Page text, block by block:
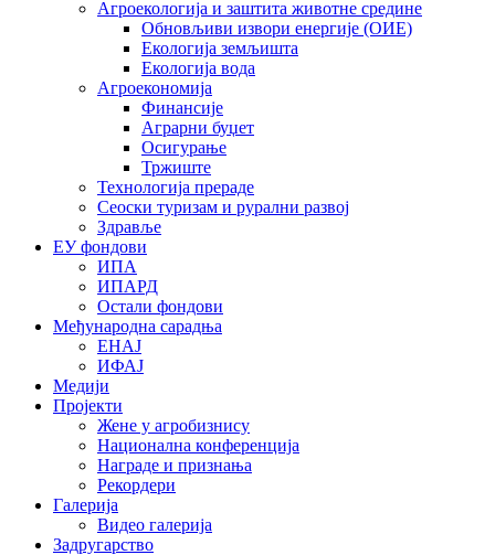
Агроекологија и заштита животне средине
Обновљиви извори енергије (ОИЕ)
Екологија земљишта
Екологија вода
Агроекономија
Финансије
Аграрни буџет
Осигурање
Тржиште
Технологија прераде
Сеоски туризам и рурални развој
Здравље
ЕУ фондови
ИПА
ИПАРД
Остали фондови
Међународна сарадња
ЕНАЈ
ИФАЈ
Медији
Пројекти
Жене у агробизнису
Национална конференција
Награде и признања
Рекордери
Галерија
Видео галерија
Задругарство